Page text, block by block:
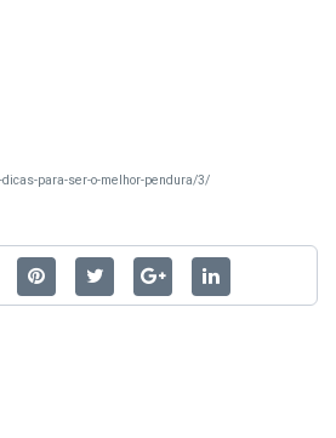
para-ser-o-melhor-pendura/3/